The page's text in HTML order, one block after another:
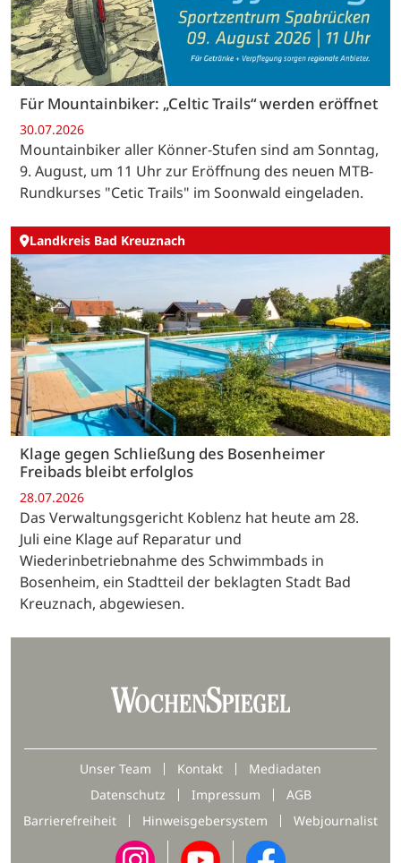
Für Mountainbiker: „Celtic Trails“ werden eröffnet
30.07.2026
Mountainbiker aller Könner-Stufen sind am Sonntag,
9. August, um 11 Uhr zur Eröffnung des neuen MTB-
Rundkurses "Cetic Trails" im Soonwald eingeladen.
Landkreis Bad Kreuznach
Klage gegen Schließung des Bosenheimer
Freibads bleibt erfolglos
28.07.2026
Das Verwaltungsgericht Koblenz hat heute am 28.
Juli eine Klage auf Reparatur und
Wiederinbetriebnahme des Schwimmbads in
Bosenheim, ein Stadtteil der beklagten Stadt Bad
Kreuznach, abgewiesen.
Unser Team Kontakt
Mediadaten
Datenschutz
Impressum
AGB
Barrierefreiheit
Hinweisgebersystem Webjournalist